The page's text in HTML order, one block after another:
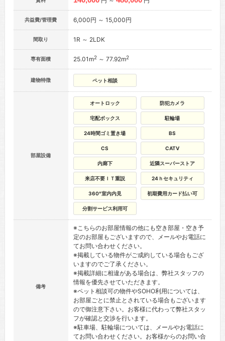
共益費/管理費 6,000円 ～ 15,000円
間取り 1R ～ 2LDK
専有面積 25.01m2～ 77.92m2
建物特徴 ペット相談
部屋設備
オートロック 防犯カメラ
宅配ボックス 駐輪場
24時間ゴミ置き場 BS
CS CATV
内廊下 近隣スーパーストア
来店不要ＩＴ重説 24ｈセキュリティ
360°室内内見 初期費用カード払い可
分割サービス利用可
備考
※こちらのお部屋情報の他にも空き部屋・空き予
定のお部屋もございますので、メールやお電話に
てお問い合わせください。
※掲載している物件がご成約している場合もござ
いますのでご了承ください。
※掲載詳細に相違がある場合は、弊社スタッフの
情報を優先させていただきます。
※ペット相談可の物件やSOHO利用については、
お部屋ごとに禁止とされている場合もございます
ので御注意下さい。お客様に代わって弊社スタッ
フが確認と交渉を行います。
※駐車場、駐輪場については、メールやお電話に
てお問い合わせください。お客様からのお問い合